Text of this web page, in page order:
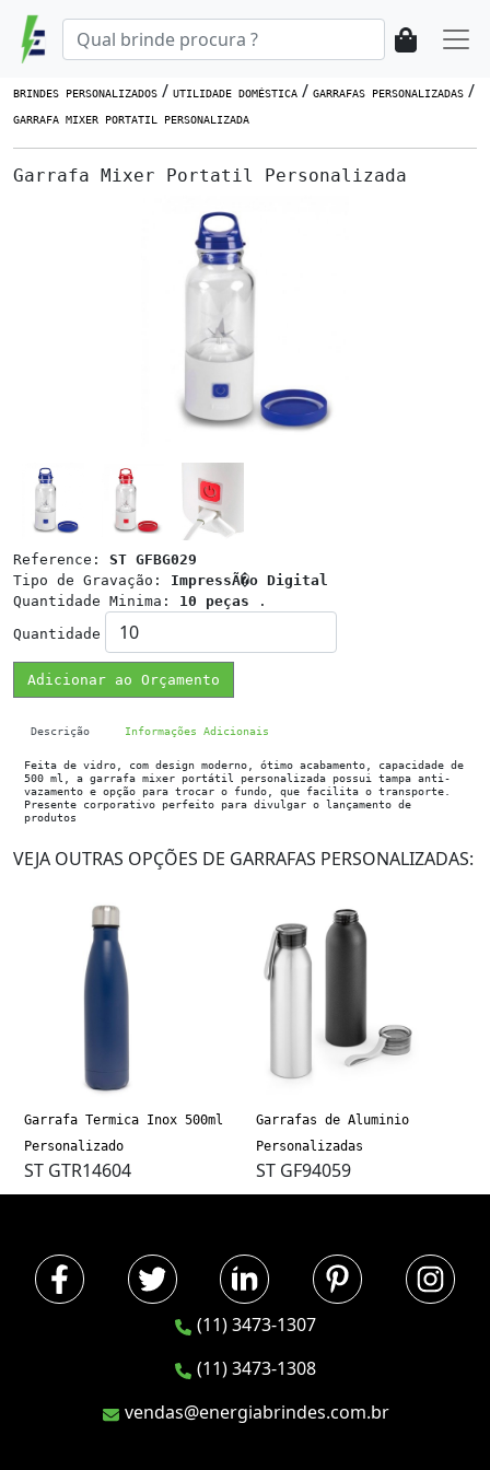
BRINDES PERSONALIZADOS / UTILIDADE DOMÉSTICA / GARRAFAS PERSONALIZADAS /
GARRAFA MIXER PORTATIL PERSONALIZADA
Garrafa Mixer Portatil Personalizada
Reference: ST GFBG029
Tipo de Gravação: ImpressÃ�o Digital
Quantidade Minima: 10 peças .
Quantidade
Adicionar ao Orçamento
Descrição Informações Adicionais
Feita de vidro, com design moderno, ótimo acabamento, capacidade de
500 ml, a garrafa mixer portátil personalizada possui tampa anti-
vazamento e opção para trocar o fundo, que facilita o transporte.
Presente corporativo perfeito para divulgar o lançamento de
produtos
VEJA OUTRAS OPÇÕES DE GARRAFAS PERSONALIZADAS:
Garrafa Termica Inox 500ml
Personalizado
ST GTR14604
Garrafas de Aluminio
Personalizadas
ST GF94059
(11) 3473-1307
(11) 3473-1308
vendas@energiabrindes.com.br